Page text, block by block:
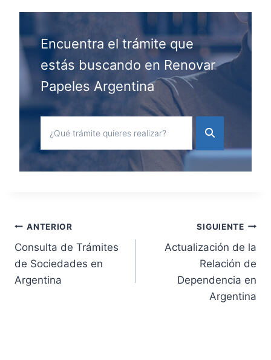
Encuentra el trámite que
estás buscando en Renovar
Papeles Argentina
Navegación
de
entradas
ANTERIOR
Consulta de Trámites
de Sociedades en
Argentina
SIGUIENTE
Actualización de la
Relación de
Dependencia en
Argentina